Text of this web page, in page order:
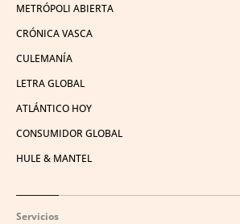
METRÓPOLI ABIERTA
CRÓNICA VASCA
CULEMANÍA
LETRA GLOBAL
ATLÁNTICO HOY
CONSUMIDOR GLOBAL
HULE & MANTEL
Servicios